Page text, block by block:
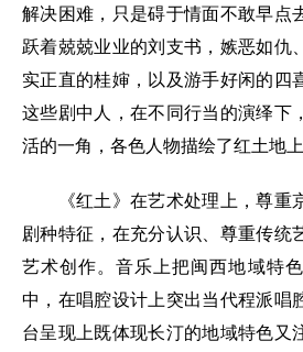
解决困难，只是碍于情面不敢早点
跃着兢兢业业的刘支书，嫉恶如仇
实正直的桂婶，以及游手好闲的四
这些剧中人，在不同行当的演绎下
活的一角，各色人物描绘了红土地上
《红土》在艺术处理上，尊重
剧种特征，在充分认识、尊重传统
艺术创作。音乐上把闽西地域特
中，在唱腔设计上突出当代程派唱
台呈现上既体现长汀的地域特色又